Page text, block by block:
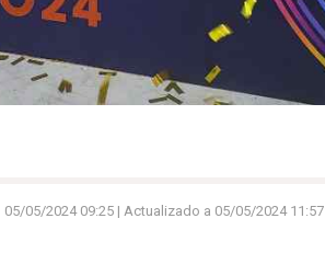
05/05/2024 09:25 | Actualizado a 05/05/2024 11:57